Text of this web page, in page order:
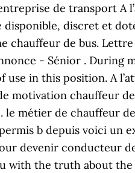
de transport A
discret et
chauffeur de bus.
- Sénior .
use in this position. A
motivation chauffeur
le métier de chauffeur
b depuis voici un
devenir conducteur
with the truth about